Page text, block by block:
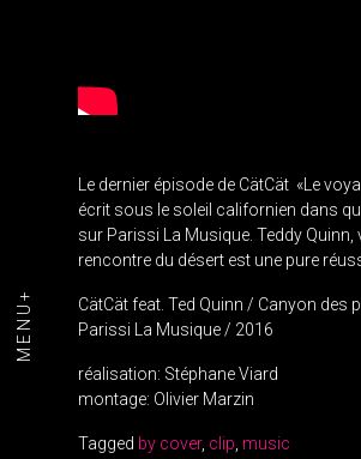
MENU+
Le dernier épisode de CätCät «Le
écrit sous le soleil californien dans
sur Parissi La Musique. Teddy Quinn,
rencontre du désert est une pure
CätCät feat. Ted Quinn / Canyon des
Parissi La Musique / 2016
réalisation: Stéphane Viard
montage: Olivier Marzin
Tagged by cover, clip music